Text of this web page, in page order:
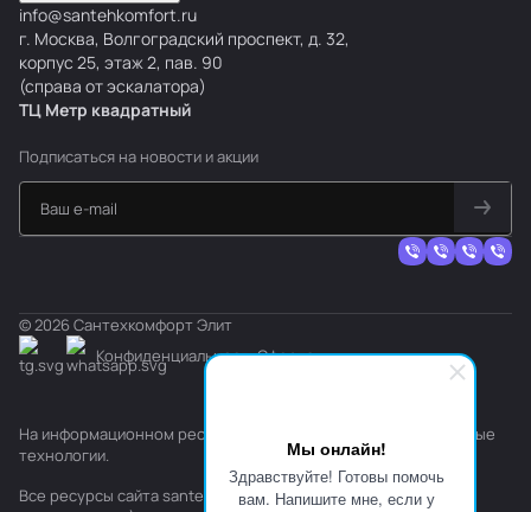
Мы онлайн!
Здравствуйте! Готовы помочь
вам. Напишите мне, если у
info@santehkomfort.ru
г. Москва, Волгоградский проспект, д. 32,
корпус 25, этаж 2, пав. 90
(справа от эскалатора)
ТЦ Метр квадратный
Подписаться на новости и акции
© 2026 Сантехкомфорт Элит
КонфиденциальностьОферта
На информационном ресурсе применяются
рекомендательные
технологии.
Все ресурсы сайта santehkomfort.ru, включая (но не